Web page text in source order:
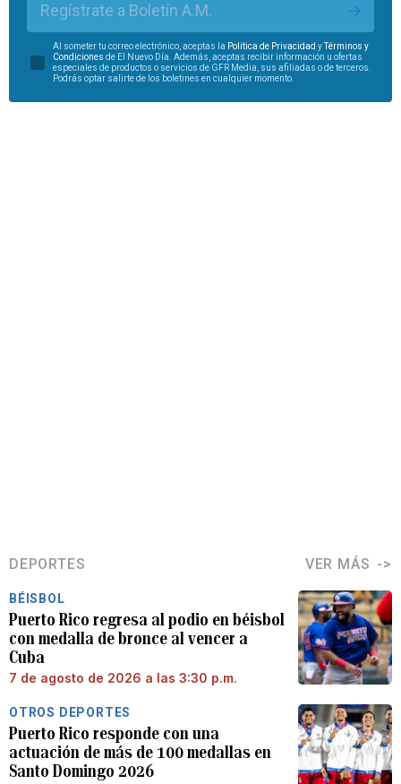
Regístrate a Boletín A.M.
Al someter tu correo electrónico, aceptas la Política de Privacidad yTérminos y
Condiciones de El Nuevo Día. Además, aceptas recibir información u ofertas
especiales de productos o servicios de GFR Media, sus afiliadas o de terceros.
Podrás optar salirte de los boletines en cualquier momento.
DEPORTES VER MÁS
BÉISBOL
Puerto Rico regresa al podio en béisbol
con medalla de bronce al vencer a
Cuba
7 de agosto de 2026 a las 3:30 p.m.
OTROS DEPORTES
Puerto Rico responde con una
actuación de más de 100 medallas en
Santo Domingo 2026